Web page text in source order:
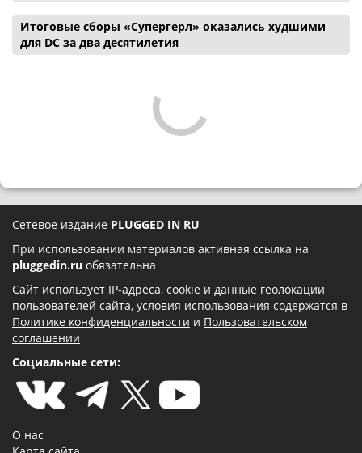
Итоговые сборы «Супергерл» оказались худшими
для DC за два десятилетия
Сетевое издание PLUGGED IN RU
При использовании материалов активная ссылка на
pluggedin.ru обязательна
Сайт использует IP-адреса, cookie и данные геолокации
пользователей сайта, условия использования содержатся в
Политике конфиденциальности и Пользовательском
соглашении
Социальные сети:
О нас